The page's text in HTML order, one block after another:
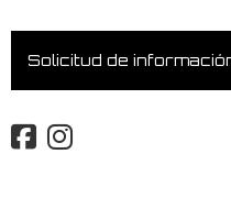
Solicitud de